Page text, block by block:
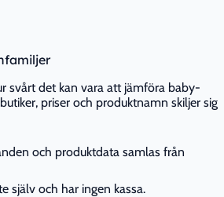
svårt det kan vara att jämföra baby-
priser och produktnamn skiljer sig
och produktdata samlas från
själv och har ingen kassa.